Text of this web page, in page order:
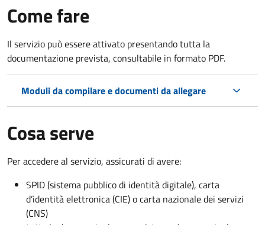
Come fare
Il servizio può essere attivato presentando tutta la
documentazione prevista, consultabile in formato PDF.
Moduli da compilare e documenti da allegare
Cosa serve
Per accedere al servizio, assicurati di avere:
SPID (sistema pubblico di identità digitale), carta
d’identità elettronica (CIE) o carta nazionale dei servizi
(CNS)